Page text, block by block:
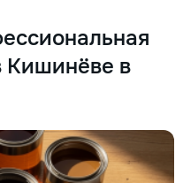
Кишинёве в